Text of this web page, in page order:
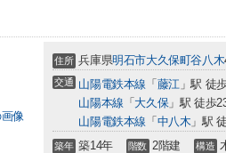
住所 兵庫県明石市大久保町谷八木
交通 山陽電鉄本線 「 藤江」駅 徒
山陽本線 「 大久保」駅 徒歩
山陽電鉄本線 「 中八木 」駅
築年 築14年 階数 2階建 構造